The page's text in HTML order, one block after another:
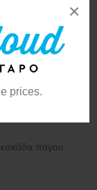
prices.
×
Ice
πάγου.